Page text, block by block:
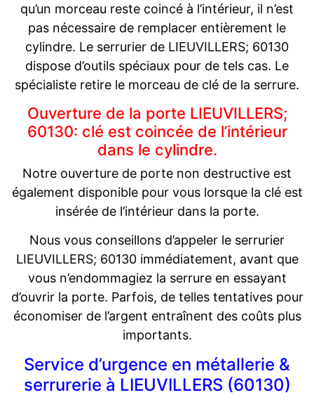
qu’un morceau reste coincé à l’intérieur, il n’est
pas nécessaire de remplacer entièrement le
cylindre. Le serrurier de LIEUVILLERS; 60130
dispose d’outils spéciaux pour de tels cas. Le
spécialiste retire le morceau de clé de la serrure.
Ouverture de la porte LIEUVILLERS;
60130: clé est coincée de l’intérieur
dans le cylindre.
Notre ouverture de porte non destructive est
également disponible pour vous lorsque la clé est
insérée de l’intérieur dans la porte.
Nous vous conseillons d’appeler le serrurier
LIEUVILLERS; 60130 immédiatement, avant que
vous n’endommagiez la serrure en essayant
d’ouvrir la porte. Parfois, de telles tentatives pour
économiser de l’argent entraînent des coûts plus
importants.
Service d’urgence en métallerie &
serrurerie à LIEUVILLERS (60130)